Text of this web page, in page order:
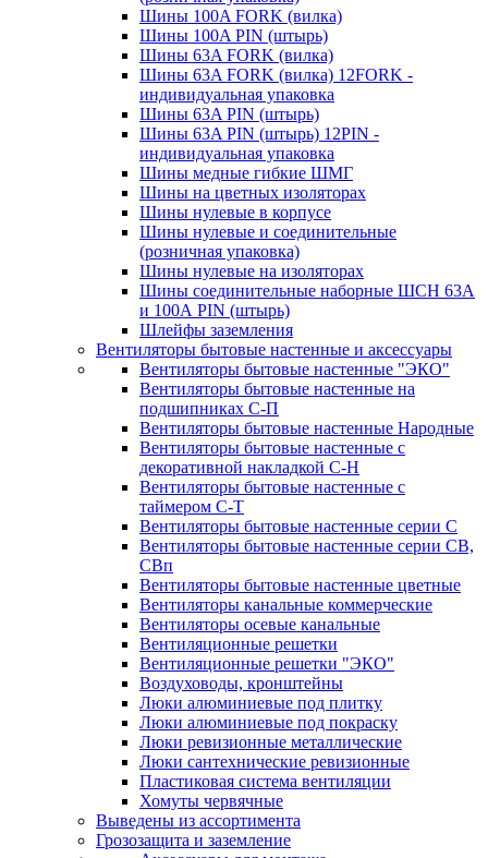
Шины 100A FORK (вилка)
Шины 100A PIN (штырь)
Шины 63A FORK (вилка)
Шины 63A FORK (вилка) 12FORK -
индивидуальная упаковка
Шины 63A PIN (штырь)
Шины 63A PIN (штырь) 12PIN -
индивидуальная упаковка
Шины медные гибкие ШМГ
Шины на цветных изоляторах
Шины нулевые в корпусе
Шины нулевые и соединительные
(розничная упаковка)
Шины нулевые на изоляторах
Шины соединительные наборные ШСН 63A
и 100А PIN (штырь)
Шлейфы заземления
Вентиляторы бытовые настенные и аксессуары
Вентиляторы бытовые настенные "ЭКО"
Вентиляторы бытовые настенные на
подшипниках С-П
Вентиляторы бытовые настенные Народные
Вентиляторы бытовые настенные с
декоративной накладкой С-Н
Вентиляторы бытовые настенные с
таймером С-Т
Вентиляторы бытовые настенные серии С
Вентиляторы бытовые настенные серии СВ,
СВп
Вентиляторы бытовые настенные цветные
Вентиляторы канальные коммерческие
Вентиляторы осевые канальные
Вентиляционные решетки
Вентиляционные решетки "ЭКО"
Воздуховоды, кронштейны
Люки алюминиевые под плитку
Люки алюминиевые под покраску
Люки ревизионные металлические
Люки сантехнические ревизионные
Пластиковая система вентиляции
Хомуты червячные
Выведены из ассортимента
Грозозащита и заземление